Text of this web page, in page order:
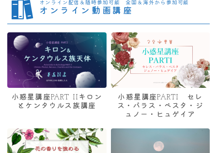
オンライン配信＆随時参加可能 全国＆海外から参加可能
オンライン動画講座
小惑星講座PART IIキロン
とケンタウルス族講座
小惑星講座PARTI セレ
ス・パラス・ベスタ・ジ
ュノー・ヒュゲイア